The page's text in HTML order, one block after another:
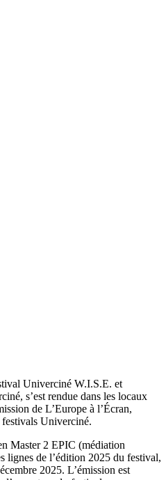
Univerciné W.I.S.E. et
s’est rendue dans les locaux
de L’Europe à l’Écran,
festivals Univerciné.
Master 2 EPIC (médiation
lignes de l’édition 2025 du festival,
2025. L’émission est